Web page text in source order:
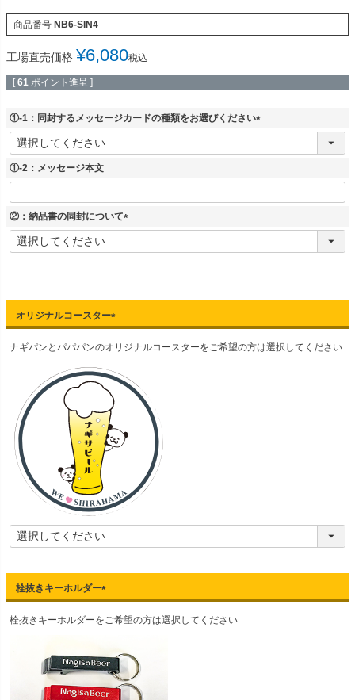
商品番号 NB6-SIN4
工場直売価格 ¥6,080税込
[ 61 ポイント進呈 ]
①-1：同封するメッセージカードの種類をお選びください
(
①-2：メッセージ本文
②：納品書の同封について
(
オリジナルコースター
(
必
)
ナギパンとパパパンのオリジナルコースターをご希望の方は選択してください
栓抜きキーホルダー
(
必
栓抜きキーホルダーをご希望の方は選択してください